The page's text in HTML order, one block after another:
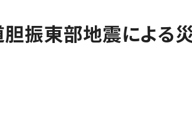
振東部地震による